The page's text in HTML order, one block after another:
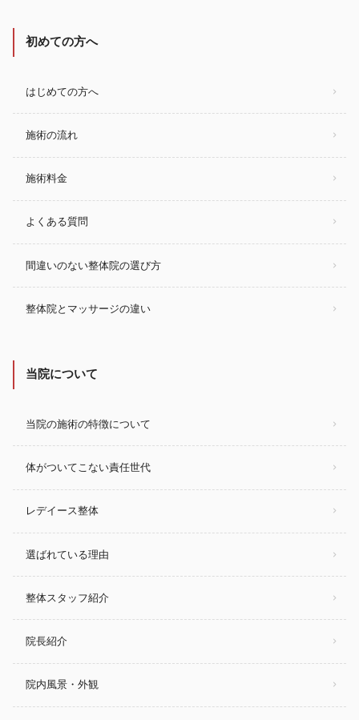
初めての方へ
はじめての方へ
施術の流れ
施術料金
よくある質問
間違いのない整体院の選び方
整体院とマッサージの違い
当院について
当院の施術の特徴について
体がついてこない責任世代
レデイース整体
選ばれている理由
整体スタッフ紹介
院長紹介
院内風景・外観